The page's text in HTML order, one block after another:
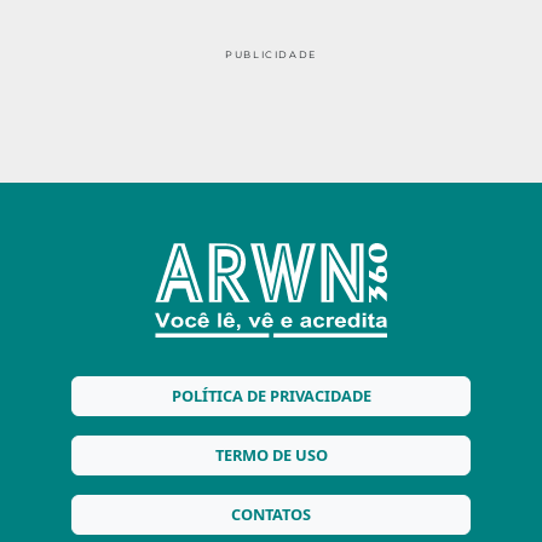
PUBLICIDADE
POLÍTICA DE PRIVACIDADE
TERMO DE USO
CONTATOS